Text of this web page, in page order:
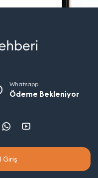
Whatsapp
Ödeme Bekleniyor
Giriş